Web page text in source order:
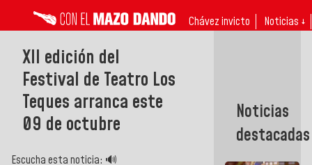
Chávez invicto Noticias ↓
XII edición del
Festival de Teatro Los
Teques arranca este
09 de octubre
Escucha esta noticia: 🔊
Noticias
destacadas